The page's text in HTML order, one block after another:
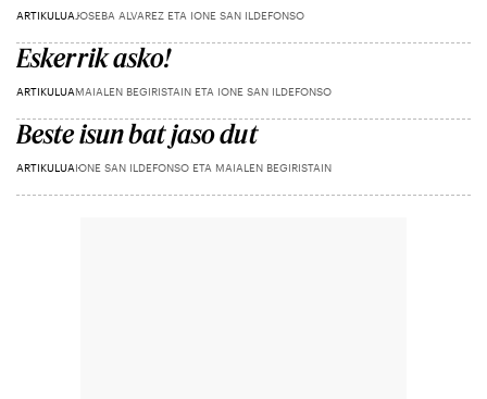
ARTIKULUA JOSEBA ALVAREZ ETA IONE SAN ILDEFONSO
Eskerrik asko!
ARTIKULUAMAIALEN BEGIRISTAIN ETA IONE SAN ILDEFONSO
Beste isun bat jaso dut
ARTIKULUAIONE SAN ILDEFONSO ETA MAIALEN BEGIRISTAIN